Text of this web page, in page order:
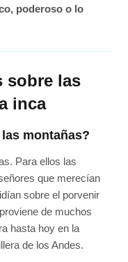
poderoso o lo
sobre las
inca
montañas?
Para ellos las
que merecían
sobre el porvenir
de muchos
hasta hoy en la
de los Andes.